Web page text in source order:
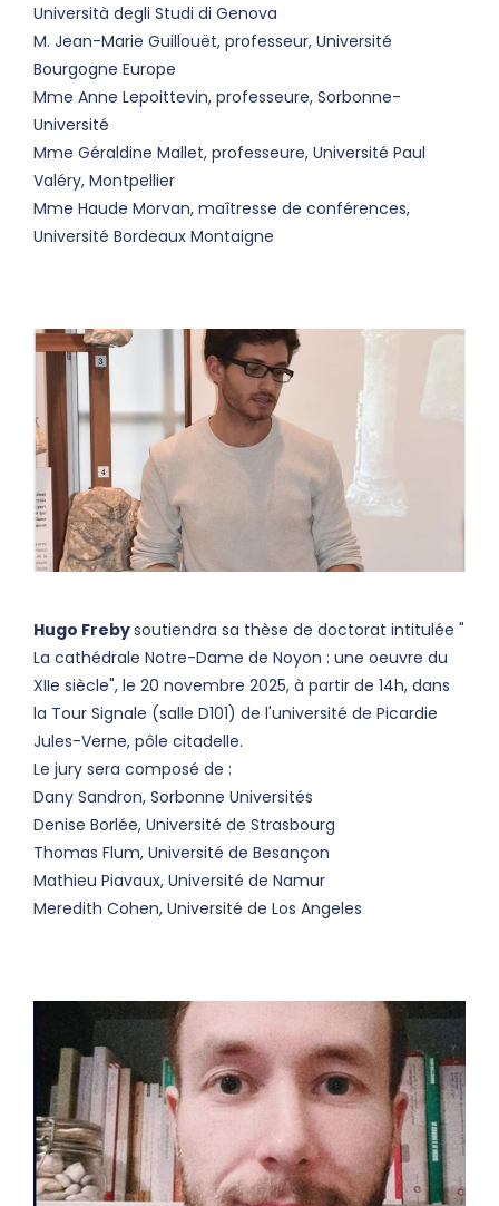
Università degli Studi di Genova
M. Jean-Marie Guillouët, professeur, Université
Bourgogne Europe
Mme Anne Lepoittevin, professeure, Sorbonne-
Université
Mme Géraldine Mallet, professeure, Université Paul
Valéry, Montpellier
Mme Haude Morvan, maîtresse de conférences,
Université Bordeaux Montaigne
Hugo Frebysoutiendra sa thèse de doctorat intitulée "
La cathédrale Notre-Dame de Noyon : une oeuvre du
XIIe siècle", le 20 novembre 2025, à partir de 14h, dans
la Tour Signale (salle D101) de l'université de Picardie
Jules-Verne, pôle citadelle.
Le jury sera composé de :
Dany Sandron, Sorbonne Universités
Denise Borlée, Université de Strasbourg
Thomas Flum, Université de Besançon
Mathieu Piavaux, Université de Namur
Meredith Cohen, Université de Los Angeles